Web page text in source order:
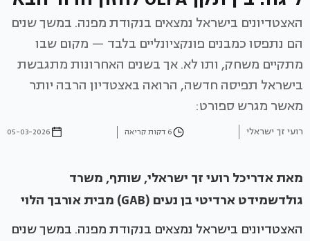
האצטדיונים בישראל נמצאים בנקודת מפנה. במשך שנים
הם נתפסו כמבנים פונקציונליים בלבד — מקום שבו
מתקיים משחק, ותו לא. אך בשנים האחרונות מתגבשת
בישראל תפיסה חדשה, הרואה באצטדיון הרבה יותר
מאשר מגרש ספורט:
רועי זך ישראלי 6 דקות קריאה 05-03-2026
מאת אדריכל רועי זך ישראלי, שותף, משרד
גולדשמידט ארדיטי בן נעים (GAB) מבית אורבך הלוי
האצטדיונים בישראל נמצאים בנקודת מפנה. במשך שנים